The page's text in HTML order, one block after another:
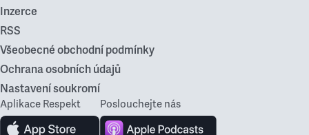
Inzerce
RSS
Všeobecné obchodní podmínky
Ochrana osobních údajů
Nastavení soukromí
Aplikace Respekt Poslouchejte nás